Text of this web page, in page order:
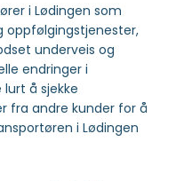
i Lødingen som
oppfølgingstjenester,
underveis og
endringer i
å sjekke
fra andre kunder for å
i Lødingen